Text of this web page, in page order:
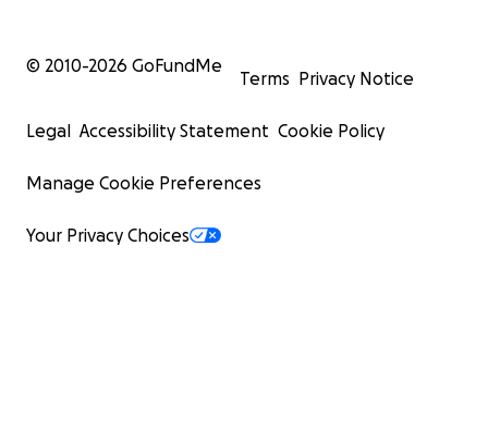
© 2010-2026 GoFundMe
Terms Privacy Notice
Legal Accessibility Statement Cookie Policy
Manage Cookie Preferences
Your Privacy Choices